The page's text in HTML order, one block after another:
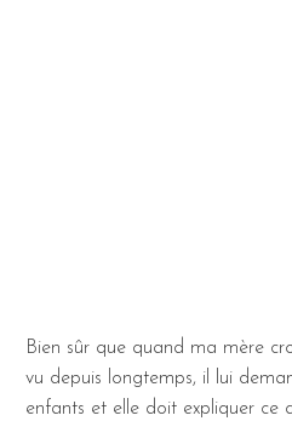
Bien sûr que quand ma mère
vu depuis longtemps, il lui
enfants et elle doit expliquer ce